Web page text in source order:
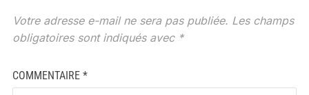
Votre adresse e-mail ne sera pas publiée. Les champs
obligatoires sont indiqués avec *
COMMENTAIRE *